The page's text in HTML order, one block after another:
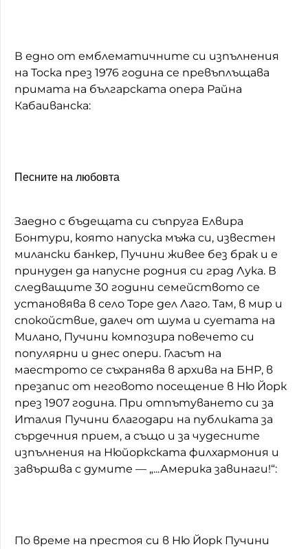
В едно от емблематичните си изпълнения
на Тоска през 1976 година се превъплъщава
примата на българската опера Райна
Кабаиванска:
Песните на любовта
Заедно с бъдещата си съпруга Елвира
Бонтури, която напуска мъжа си, известен
милански банкер, Пучини живее без брак и е
принуден да напусне родния си град Лука. В
следващите 30 години семейството се
установява в село Торе дел Лаго. Там, в мир и
спокойствие, далеч от шума и суетата на
Милано, Пучини композира повечето си
популярни и днес опери. Гласът на
маестрото се съхранява в архива на БНР, в
презапис от неговото посещение в Ню Йорк
през 1907 година. При отпътуването си за
Италия Пучини благодари на публиката за
сърдечния прием, а също и за чудесните
изпълнения на Нюйоркската филхармония и
завършва с думите — „...Америка завинаги!“:
По време на престоя си в Ню Йорк Пучини